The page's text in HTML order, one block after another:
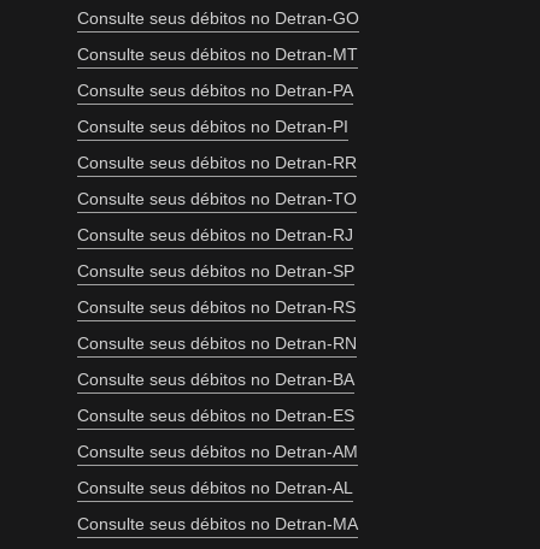
Consulte seus débitos no Detran-GO
Consulte seus débitos no Detran-MT
Consulte seus débitos no Detran-PA
Consulte seus débitos no Detran-PI
Consulte seus débitos no Detran-RR
Consulte seus débitos no Detran-TO
Consulte seus débitos no Detran-RJ
Consulte seus débitos no Detran-SP
Consulte seus débitos no Detran-RS
Consulte seus débitos no Detran-RN
Consulte seus débitos no Detran-BA
Consulte seus débitos no Detran-ES
Consulte seus débitos no Detran-AM
Consulte seus débitos no Detran-AL
Consulte seus débitos no Detran-MA